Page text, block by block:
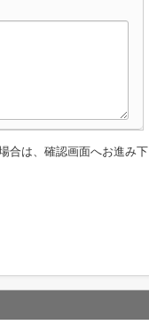
合は、確認画面へお進み下